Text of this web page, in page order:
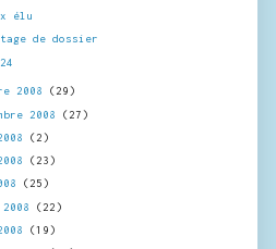
élu
de dossier
2008 (29)
2008 (27)
(2)
(23)
(25)
(22)
(19)